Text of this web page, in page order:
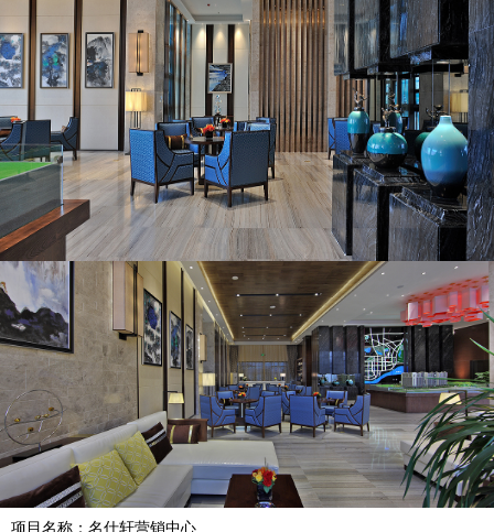
TOUCH STONE ASIA
项目名称：名仕轩营销中心